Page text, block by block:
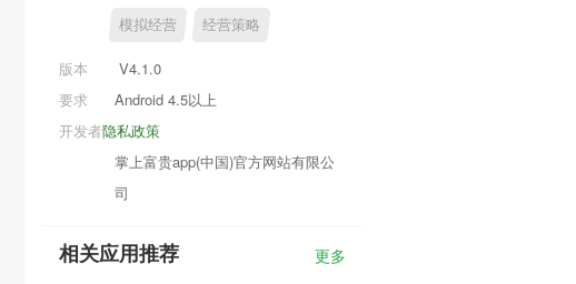
模拟经营 经营策略
版本
V4.1.0
要求
Android 4.5以上
隐私政策
开发者
掌上富贵app(中国)官方网站有限公
司
相关应用推荐 更多